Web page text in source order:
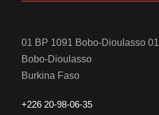
01 BP 1091 Bobo-Dioulasso 01
Bobo-Dioulasso
Burkina Faso
+226 20-98-06-35